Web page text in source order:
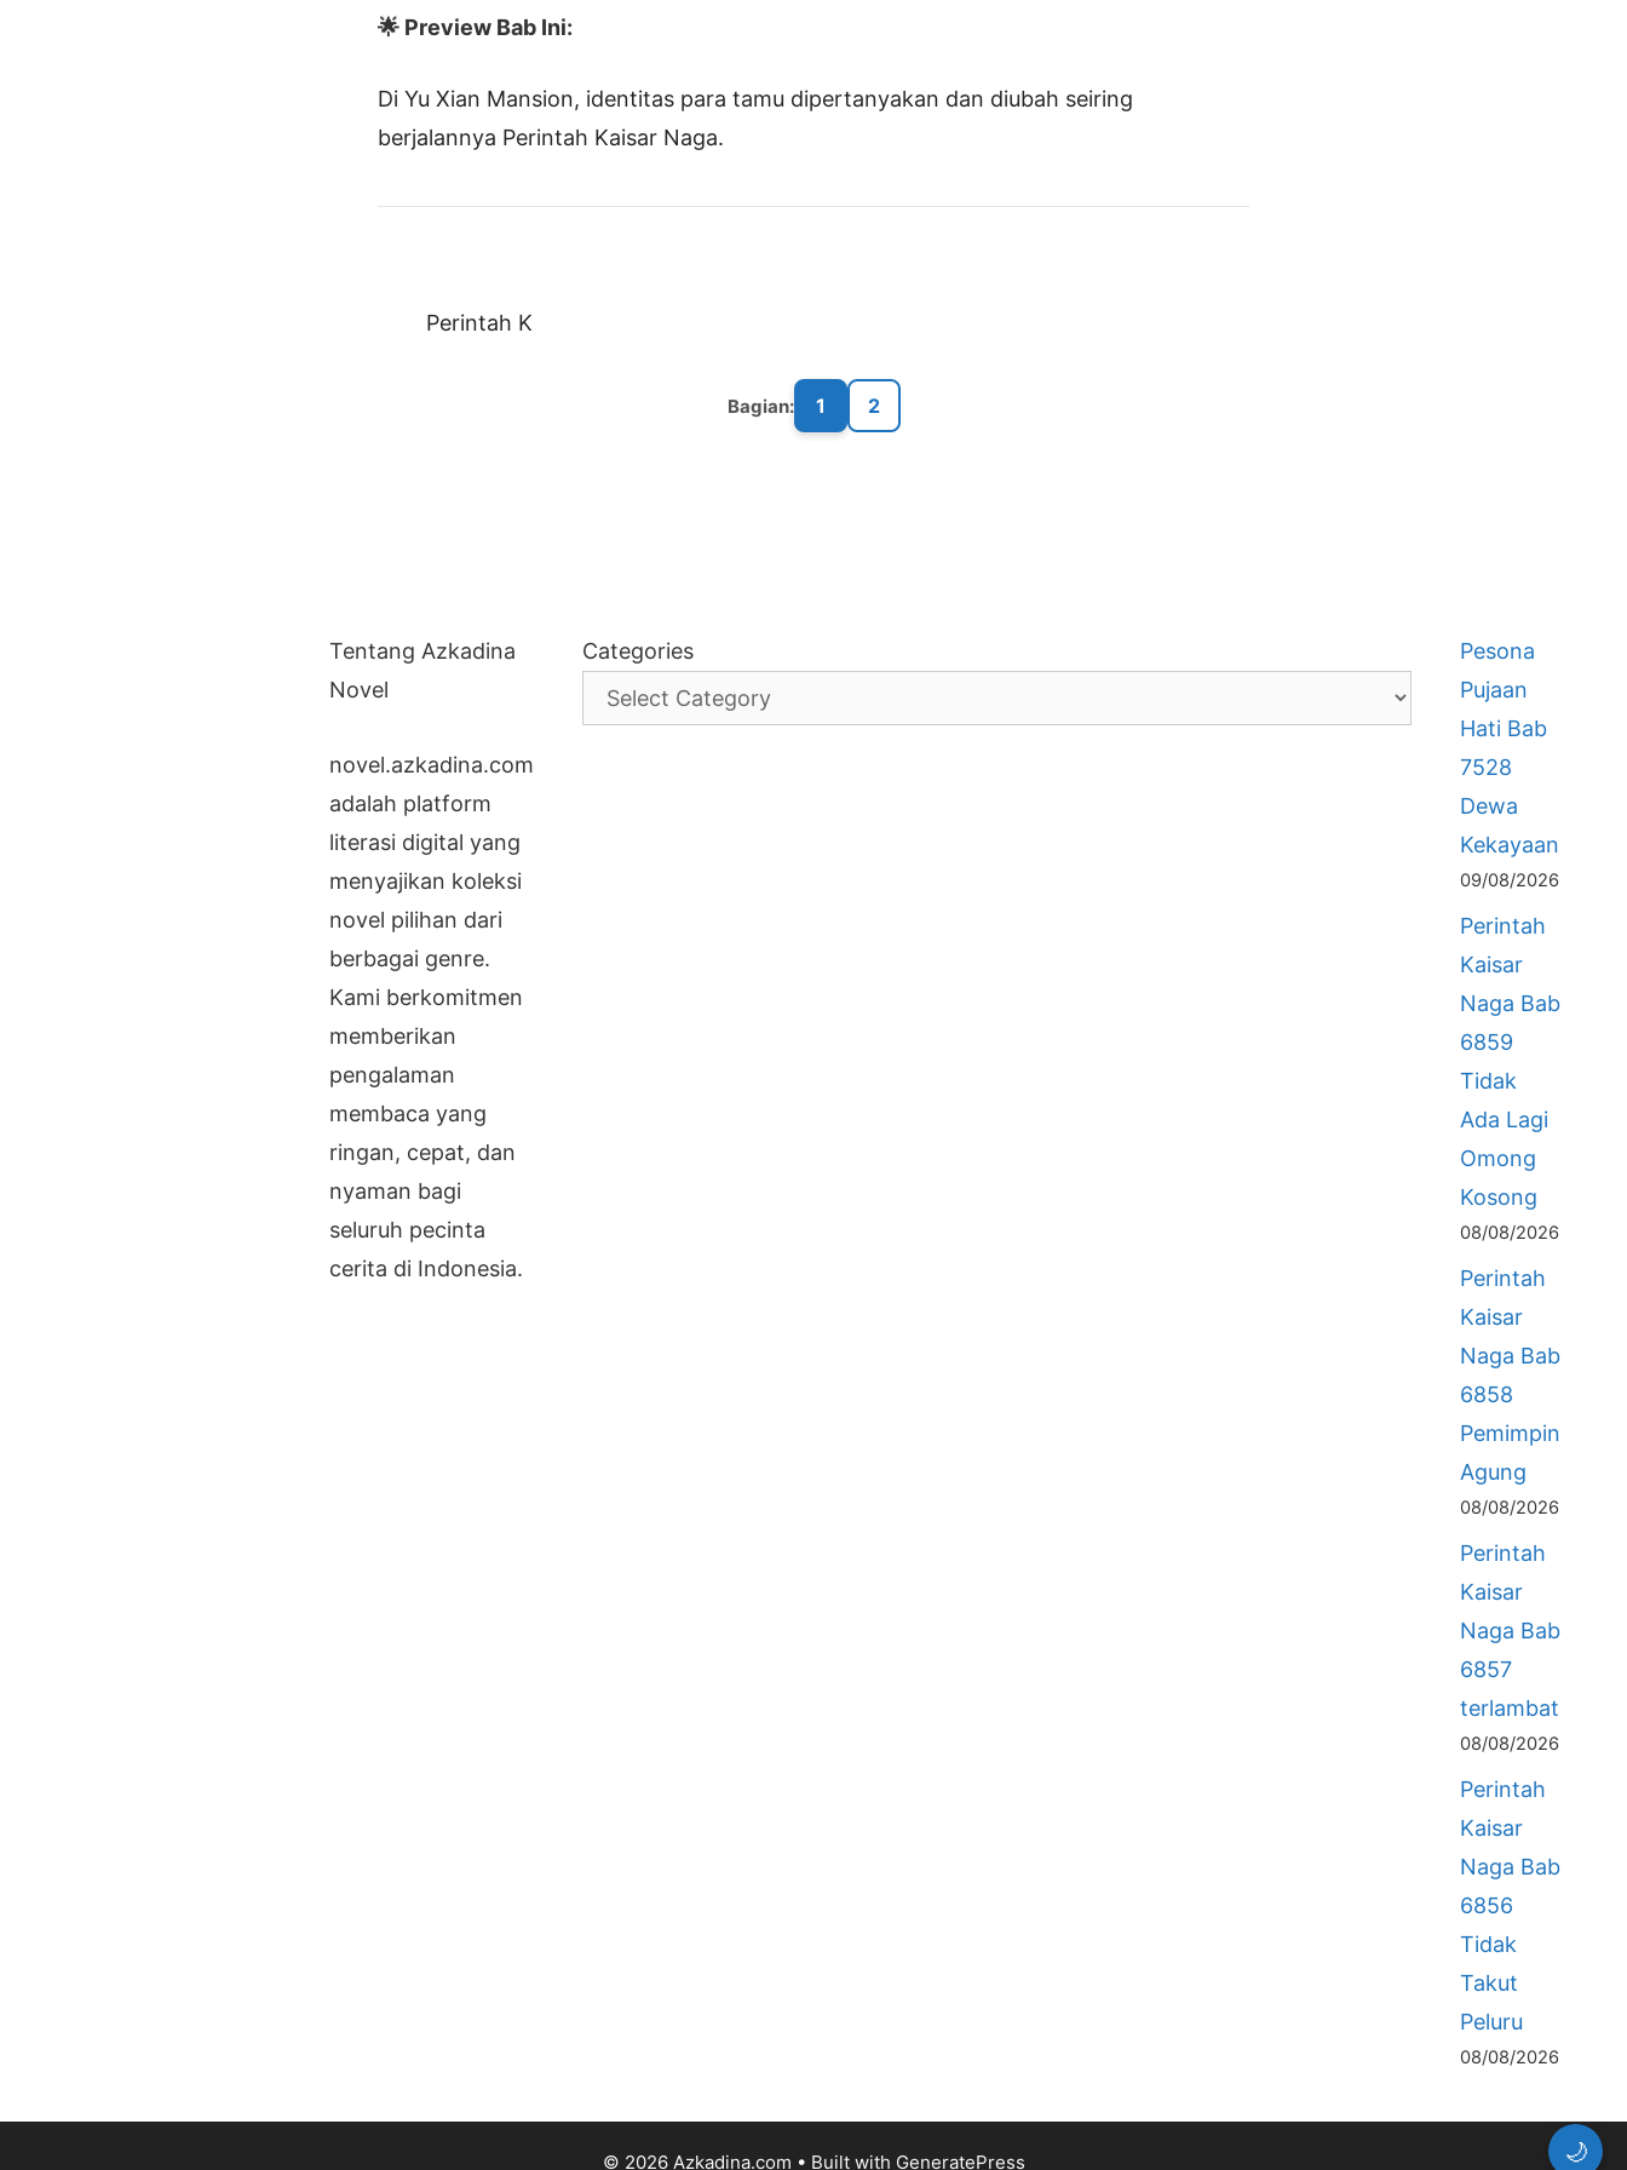
🌟 Preview Bab Ini:
Di Yu Xian Mansion, identitas para tamu dipertanyakan dan diubah seiring
berjalannya Perintah Kaisar Naga.
Perintah K
Bagian: 1 2
Tentang Azkadina
Novel
novel.azkadina.com
adalah platform
literasi digital yang
menyajikan koleksi
novel pilihan dari
berbagai genre.
Kami berkomitmen
memberikan
pengalaman
membaca yang
ringan, cepat, dan
nyaman bagi
seluruh pecinta
cerita di Indonesia.
Categories
Pesona
Pujaan
Hati Bab
7528
Dewa
Kekayaan
09/08/2026
Perintah
Kaisar
Naga Bab
6859
Tidak
Ada Lagi
Omong
Kosong
08/08/2026
Perintah
Kaisar
Naga Bab
6858
Pemimpin
Agung
08/08/2026
Perintah
Kaisar
Naga Bab
6857
terlambat
08/08/2026
Perintah
Kaisar
Naga Bab
6856
Tidak
Takut
Peluru
08/08/2026
© 2026 Azkadina.com • Built with GeneratePress 🌙